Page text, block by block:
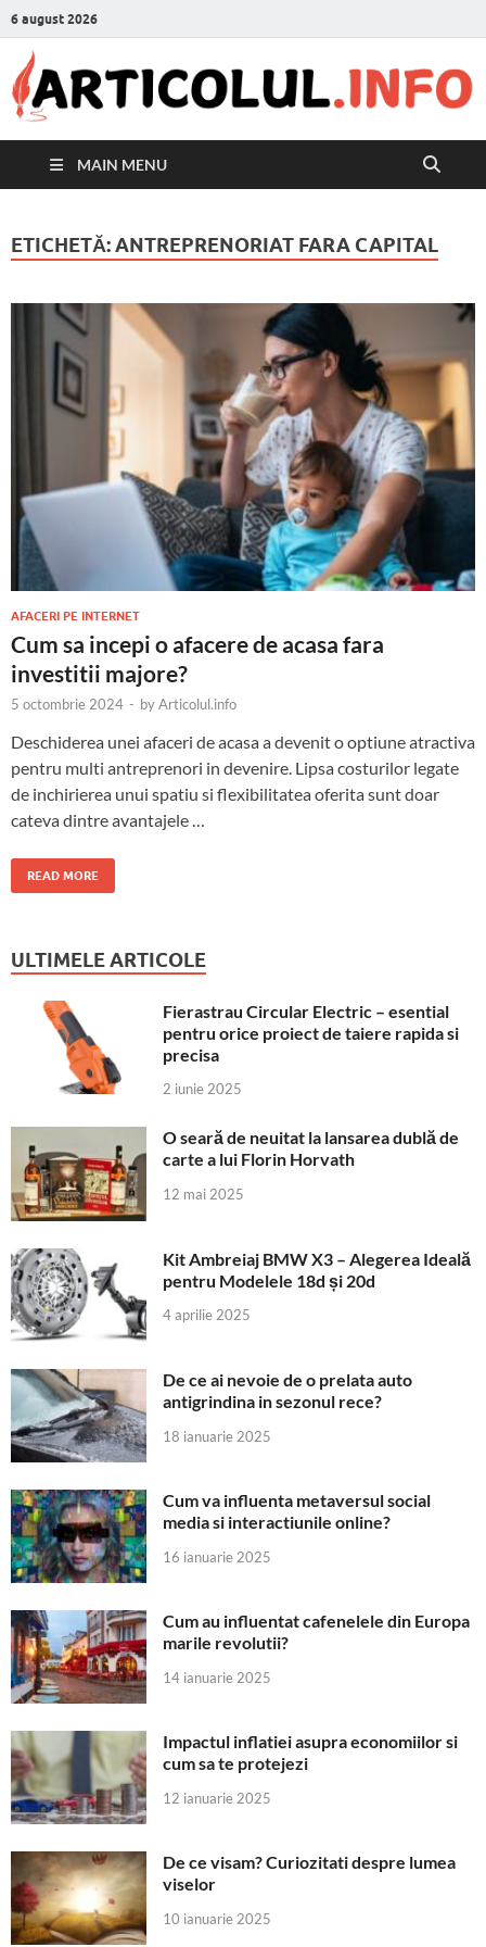
6 august 2026
MAIN MENU
ETICHETĂ:ANTREPRENORIAT FARA CAPITAL
AFACERI PE INTERNET
Cum sa incepi o afacere de acasa fara
investitii majore?
5 octombrie 2024 - byArticolul.info
Deschiderea unei afaceri de acasa a devenit o optiune atractiva
pentru multi antreprenori in devenire. Lipsa costurilor legate
de inchirierea unui spatiu si flexibilitatea oferita sunt doar
cateva dintre avantajele …
READ MORE
ULTIMELE ARTICOLE
Fierastrau Circular Electric – esential
pentru orice proiect de taiere rapida si
precisa
2 iunie 2025
O seară de neuitat la lansarea dublă de
carte a lui Florin Horvath
12 mai 2025
Kit Ambreiaj BMW X3 – Alegerea Ideală
pentru Modelele 18d și 20d
4 aprilie 2025
De ce ai nevoie de o prelata auto
antigrindina in sezonul rece?
18 ianuarie 2025
Cum va influenta metaversul social
media si interactiunile online?
16 ianuarie 2025
Cum au influentat cafenelele din Europa
marile revolutii?
14 ianuarie 2025
Impactul inflatiei asupra economiilor si
cum sa te protejezi
12 ianuarie 2025
De ce visam? Curiozitati despre lumea
viselor
10 ianuarie 2025